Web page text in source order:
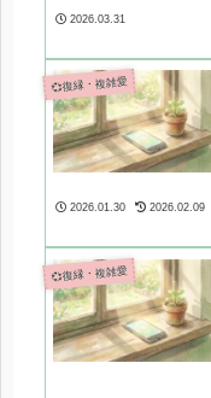
2026.03.31
💞復縁・複雑愛
2026.01.30 2026.02.09
💞復縁・複雑愛